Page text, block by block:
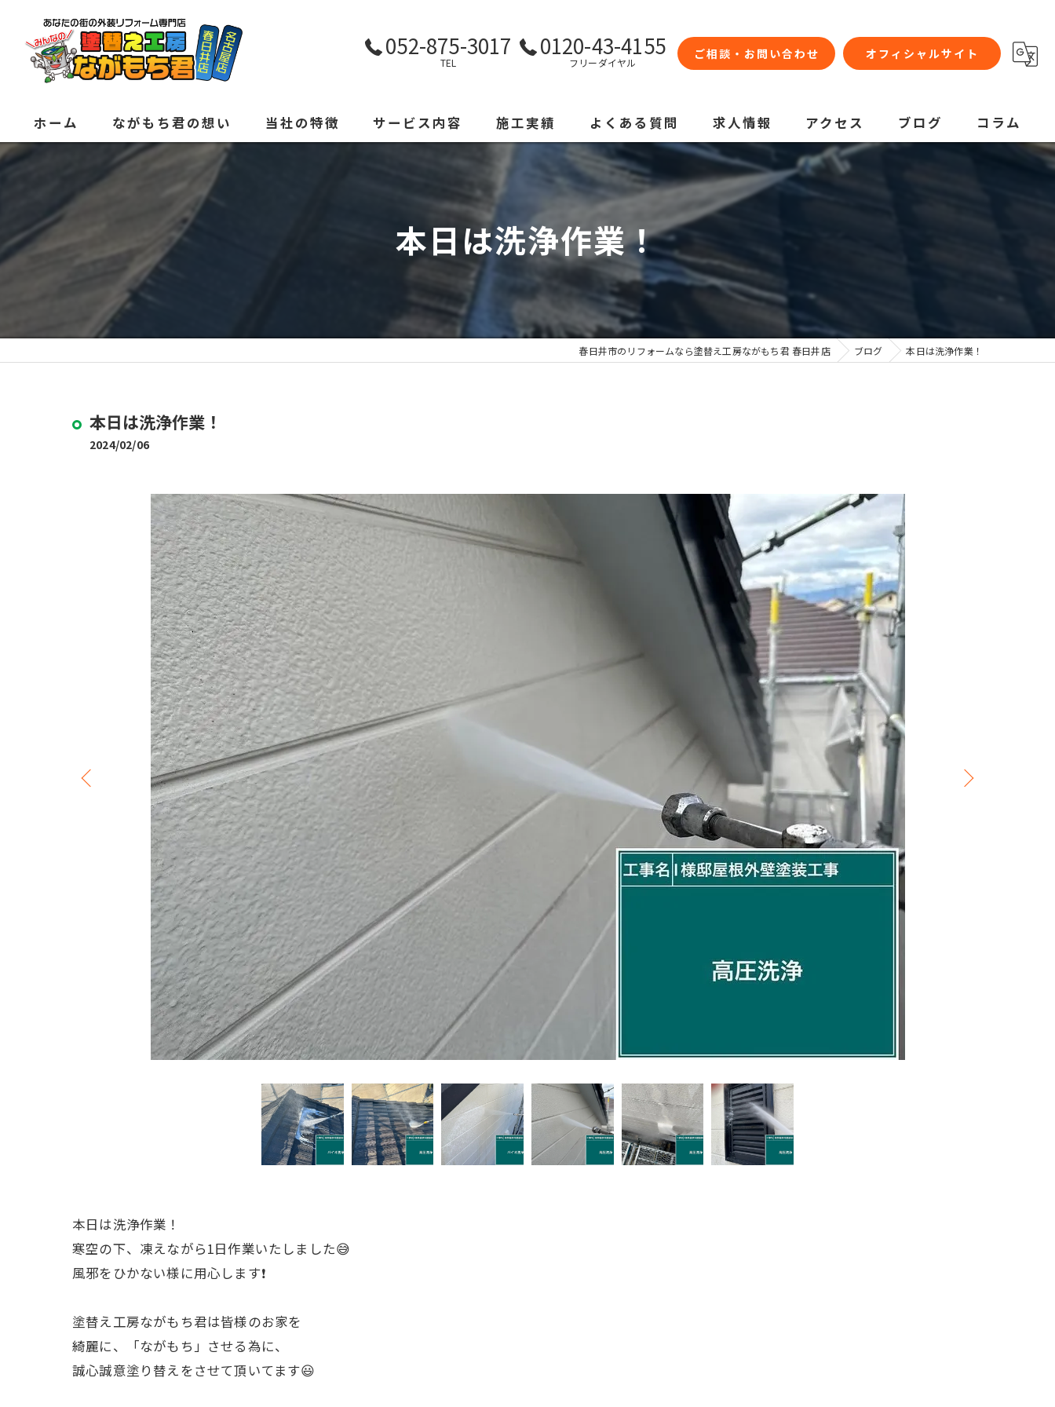
052-875-3017
TEL
0120-43-4155
フリーダイヤル
ご相談・お問い合わせ オフィシャルサイト
ホーム ながもち君の想い 当社の特徴 サービス内容 施工実績 よくある質問 求人情報 アクセス ブログ コラム
本日は洗浄作業！
春日井市のリフォームなら塗替え工房ながもち君 春日井店 ブログ 本日は洗浄作業！
本日は洗浄作業！
2024/02/06
本日は洗浄作業！
寒空の下、凍えながら1日作業いたしました😅
風邪をひかない様に用心します❗️
塗替え工房ながもち君は皆様のお家を
綺麗に、「ながもち」させる為に、
誠心誠意塗り替えをさせて頂いてます😃